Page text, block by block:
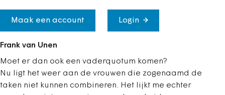
Maak een account Login
Frank van Unen
Moet er dan ook een vaderquotum komen?
Nu ligt het weer aan de vrouwen die zogenaamd de
taken niet kunnen combineren. Het lijkt me echter